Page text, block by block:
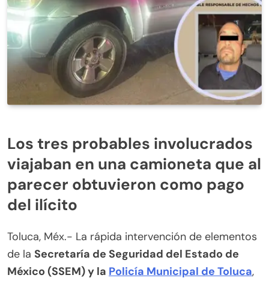
Los tres probables involucrados
viajaban en una camioneta que al
parecer obtuvieron como pago
del ilícito
Toluca, Méx.- La rápida intervención de elementos
de la Secretaría de Seguridad del Estado de
México (SSEM) y la Policía Municipal de Toluca,